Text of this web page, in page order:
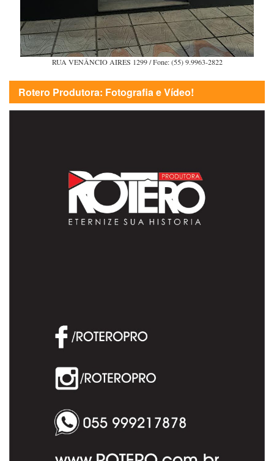
RUA VENÂNCIO AIRES 1299 / Fone: (55) 9.9963-2822
Rotero Produtora: Fotografia e Vídeo!